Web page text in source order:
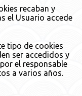
recaban y
el Usuario accede
tipo de cookies
ser accedidos y
el responsable
a varios años.